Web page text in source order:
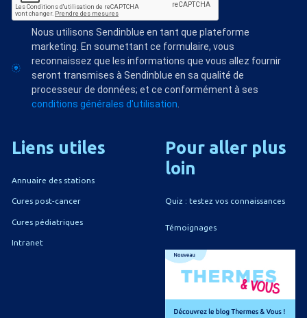
Nous utilisons Sendinblue en tant que plateforme
marketing. En soumettant ce formulaire, vous
reconnaissez que les informations que vous allez fournir
seront transmises à Sendinblue en sa qualité de
processeur de données; et ce conformément à ses
conditions générales d'utilisation
Liens utiles
Annuaire des stations
Cures post-cancer
Cures pédiatriques
Intranet
Pour aller plus
loin
Quiz : testez vos connaissances
Témoignages